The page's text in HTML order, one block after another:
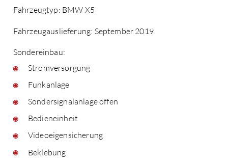
Fahrzeugtyp: BMW X5
Fahrzeugauslieferung: September 2019
Sondereinbau:
Stromversorgung
Funkanlage
Sondersignalanlage offen
Bedieneinheit
Videoeigensicherung
Beklebung